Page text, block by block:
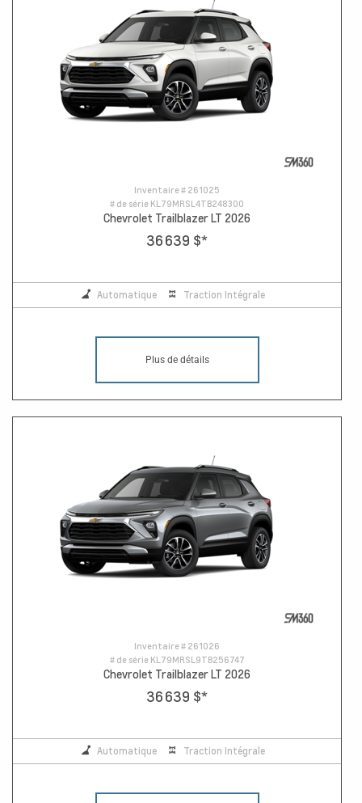
Inventaire # 261025
# de série KL79MRSL4TB248300
Chevrolet Trailblazer LT 2026
36 639 $*
Automatique Traction Intégrale
Plus de détails
Inventaire # 261026
# de série KL79MRSL9TB256747
Chevrolet Trailblazer LT 2026
36 639 $*
Automatique Traction Intégrale